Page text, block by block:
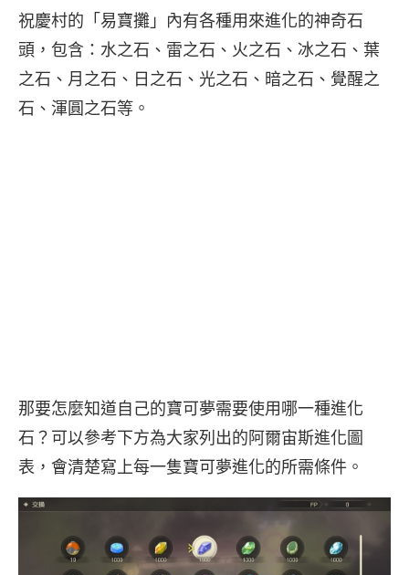
祝慶村的「易寶攤」內有各種用來進化的神奇石
頭，包含：水之石、雷之石、火之石、冰之石、葉
之石、月之石、日之石、光之石、暗之石、覺醒之
石、渾圓之石等。
那要怎麼知道自己的寶可夢需要使用哪一種進化
石？可以參考下方為大家列出的阿爾宙斯進化圖
表，會清楚寫上每一隻寶可夢進化的所需條件。